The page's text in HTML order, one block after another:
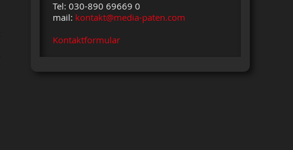
Tel: 030-890 69669 0
mail: kontakt@media-paten.com
Kontaktformular